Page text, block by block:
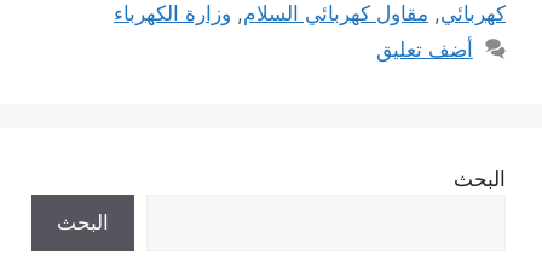
كهربائي, مقاول كهربائي السلام, وزارة الكهرباء
أضف تعليق
البحث
البحث